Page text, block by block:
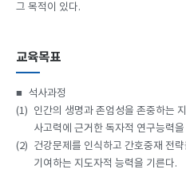
그 목적이 있다.
교육목표
■ 석사과정
(1) 인간의 생명과 존엄성을 존중하는
사고력에 근거한 독자적 연구능력
(2) 건강문제를 인식하고 간호중재 전
기여하는 지도자적 능력을 기른다.